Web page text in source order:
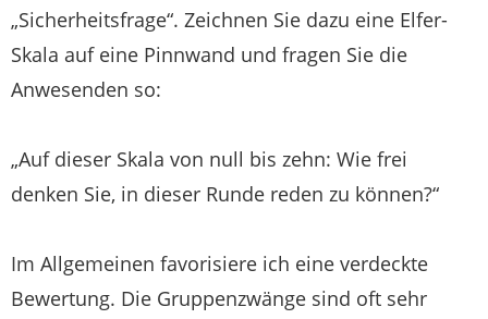
„Sicherheitsfrage“. Zeichnen Sie dazu eine Elfer-
Skala auf eine Pinnwand und fragen Sie die
Anwesenden so:
„Auf dieser Skala von null bis zehn: Wie frei
denken Sie, in dieser Runde reden zu können?“
Im Allgemeinen favorisiere ich eine verdeckte
Bewertung. Die Gruppenzwänge sind oft sehr